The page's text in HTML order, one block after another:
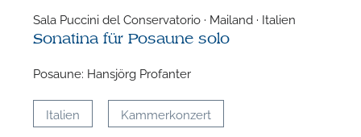
Sala Puccini del Conservatorio · Mailand · Italien
Sonatina für Posaune solo
Posaune: Hansjörg Profanter
Italien Kammerkonzert